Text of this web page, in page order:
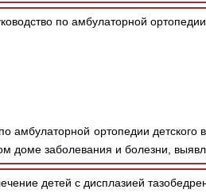
по амбулаторной ортопедии
амбулаторной ортопедии
доме заболевания и болезни,
детей с дисплазией